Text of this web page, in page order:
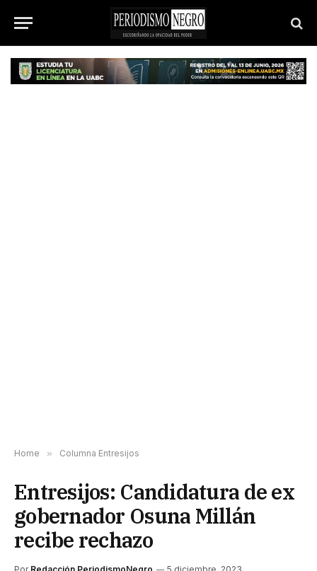
Home » Columna Entresijos
Entresijos: Candidatura de ex
gobernador Osuna Millán
recibe rechazo